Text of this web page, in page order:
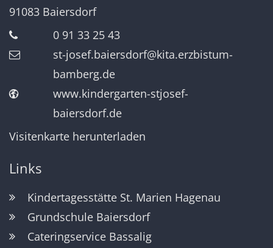
91083 Baiersdorf
0 91 33 25 43
st-josef.baiersdorf@kita.erzbistum-
bamberg.de
www.kindergarten-stjosef-
baiersdorf.de
Visitenkarte herunterladen
Links
Kindertagesstätte St. Marien Hagenau
Grundschule Baiersdorf
Cateringservice Bassalig